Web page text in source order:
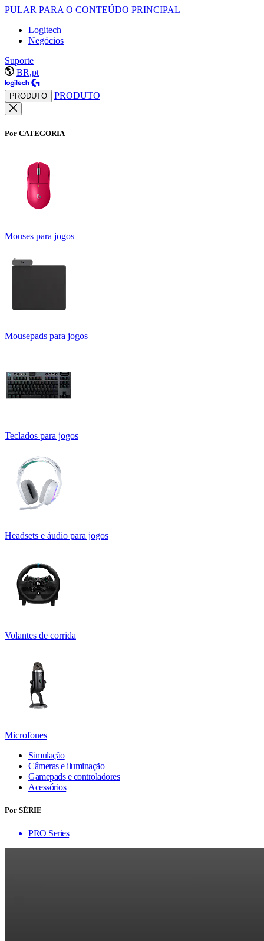
PULAR PARA O CONTEÚDO PRINCIPAL
Logitech
Negócios
Suporte
BR,pt
PRODUTO PRODUTO
Por CATEGORIA
Mouses para jogos
Mousepads para jogos
Teclados para jogos
Headsets e áudio para jogos
Volantes de corrida
Microfones
Simulação
Câmeras e iluminação
Gamepads e controladores
Acessórios
Por SÉRIE
PRO Series